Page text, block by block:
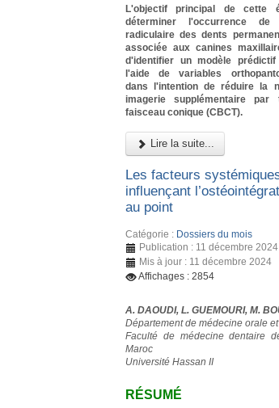
L'objectif principal de cette
déterminer l'occurrence
radiculaire des dents
associée aux canines
d'identifier un modèle
l'aide de variables
dans l'intention de réduire la
imagerie supplémentaire par
faisceau conique (CBCT).
Lire la suite...
Les facteurs
influençant
au point
Catégorie : Dossiers du mois
Publication : 11 décembre 2024
Mis à jour : 11 décembre 2024
Affichages : 2854
A. DAOUDI, L. GUEMOURI, M.
Département de médecine orale
Faculté de médecine dentaire
Maroc
Université Hassan II
RÉSUMÉ